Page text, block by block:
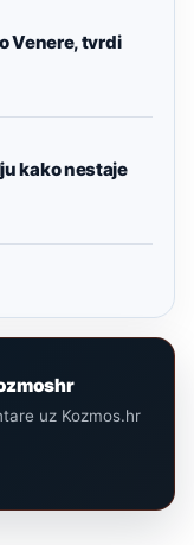
Venere, tvrdi
kako nestaje
uz Kozmos.hr